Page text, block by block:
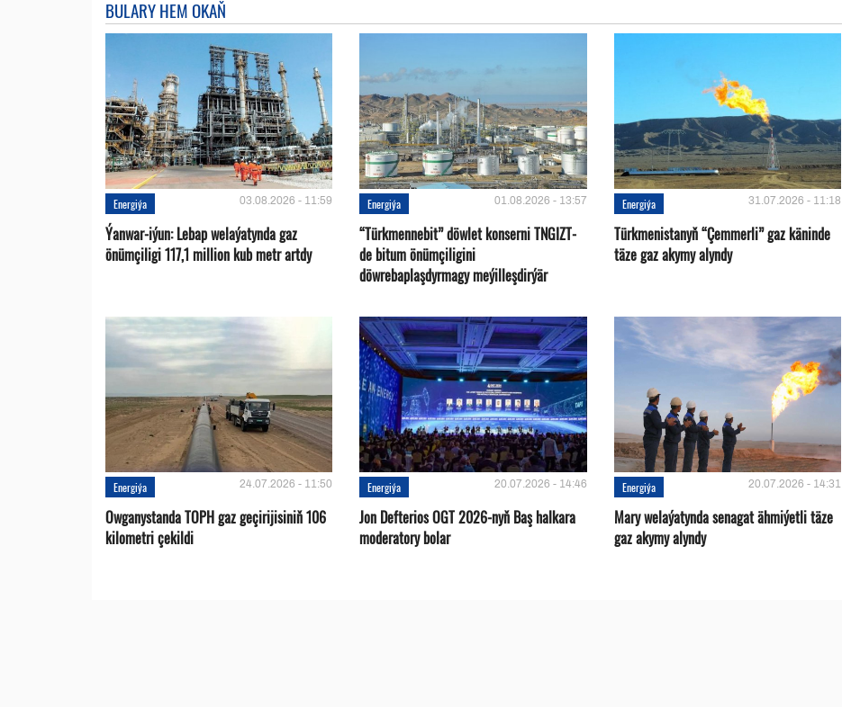
BULARY HEM OKAŇ
Energiýa 03.08.2026 - 11:59
Ýanwar-iýun: Lebap welaýatynda gaz
önümçiligi 117,1 million kub metr artdy
Energiýa 01.08.2026 - 13:57
“Türkmennebit” döwlet konserni TNGIZT-
de bitum önümçiligini
döwrebaplaşdyrmagy meýilleşdirýär
Energiýa 31.07.2026 - 11:18
Türkmenistanyň “Çemmerli” gaz käninde
täze gaz akymy alyndy
Energiýa 24.07.2026 - 11:50
Owganystanda TOPH gaz geçirijisiniň 106
kilometri çekildi
Energiýa 20.07.2026 - 14:46
Jon Defterios OGT 2026-nyň Baş halkara
moderatory bolar
Energiýa 20.07.2026 - 14:31
Mary welaýatynda senagat ähmiýetli täze
gaz akymy alyndy